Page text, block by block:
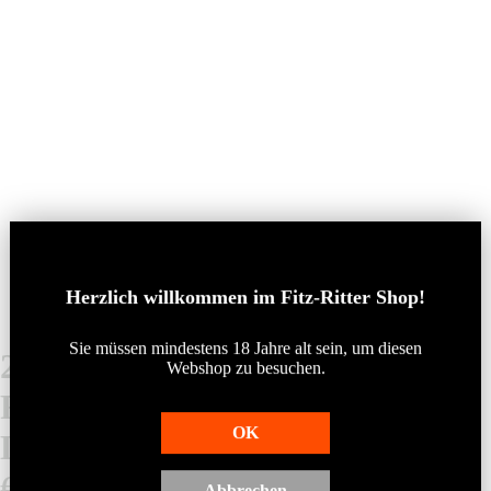
2021 Dürkheimer Hochbenn
Riesling extra brut Sekt (0,75
Ltr.)
Herzlich willkommen im Fitz-Ritter Shop!
Sie müssen mindestens 18 Jahre alt sein, um diesen
Webshopzu besuchen.
OK